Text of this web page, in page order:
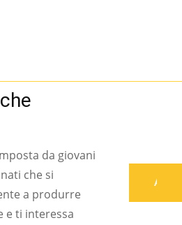
da giovani
che si
a produrre
e ti interessa